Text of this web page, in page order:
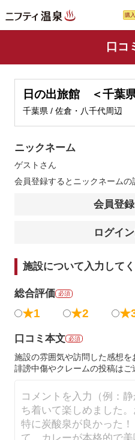
購
口コ
日の出旅館 ＜千葉
千葉県 / 佐倉・八千代周辺
ニックネーム
ゲスト さん
会員登録するとニックネームの
会員登
ログイ
施設について入力して
総合評価 必須
★1 ★2
口コミ本文 必須
施設の雰囲気や訪問した感想を
誹謗中傷やクレームの投稿はご